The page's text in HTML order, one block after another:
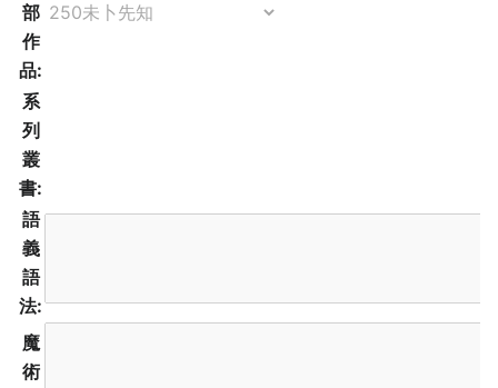
部
作
品:
系
列
叢
書:
語
義
語
法:
魔
術